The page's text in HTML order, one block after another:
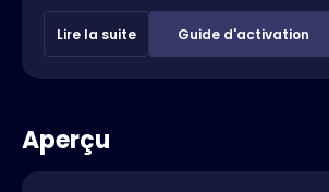
Lire la suite Guide d'activation
Aperçu